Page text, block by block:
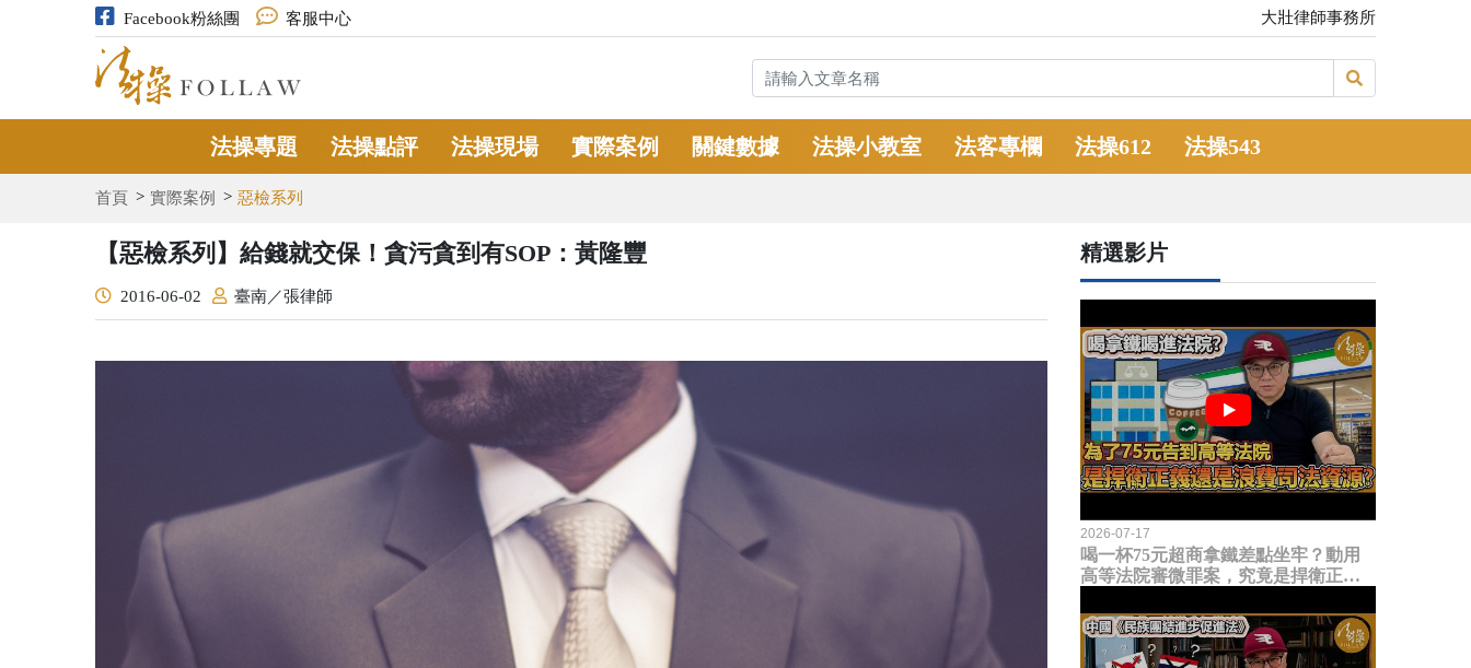
Facebook粉絲團 客服中心 大壯律師事務所
法操專題 法操點評 法操現場 實際案例 關鍵數據 法操小教室 法客專欄 法操612 法操543
首頁 實際案例 惡檢系列
【惡檢系列】給錢就交保！貪污貪到有SOP：黃隆豐
2016-06-02 ​臺南／張律師
精選影片
2026-07-17
喝一杯75元超商拿鐵差點坐牢？動用
高等法院審微罪案，究竟是捍衛正義